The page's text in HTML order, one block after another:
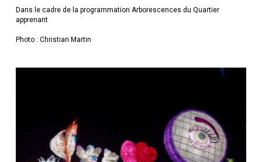
Dans le cadre de la programmation Arborescences du Quartier
apprenant
Photo : Christian Martin